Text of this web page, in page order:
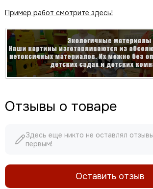
Пример работ смотрите здесь!
Отзывы о товаре
Здесь еще никто не оставлял
первым!
Оставить отзыв